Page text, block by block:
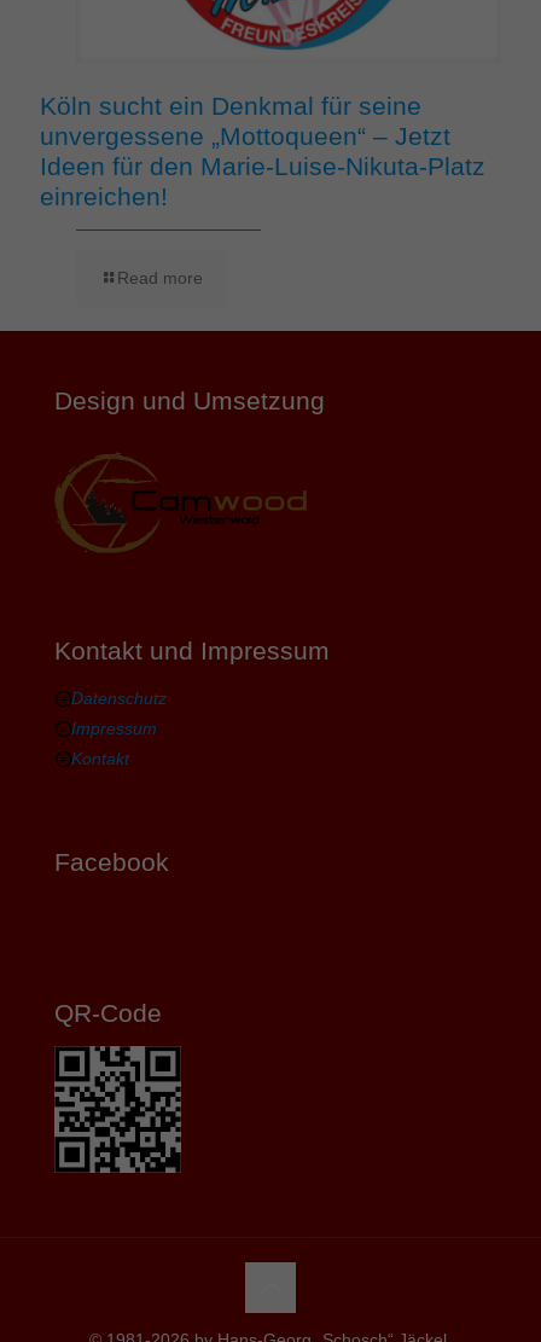
Köln sucht ein Denkmal für seine
unvergessene „Mottoqueen“ – Jetzt
Ideen für den Marie-Luise-Nikuta-Platz
einreichen!
Read more
Design und Umsetzung
Kontakt und Impressum
Datenschutz
Impressum
Kontakt
Facebook
QR-Code